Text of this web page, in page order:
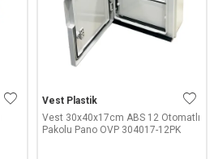
Vest Plastik
Vest 30x40x17cm ABS 12 Otomatlı
Pakolu Pano OVP 304017-12PK